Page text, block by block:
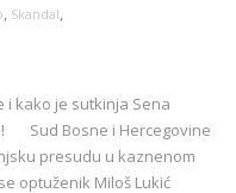
, Skandal,
i kako je sutkinja Sena
Sud Bosne i Hercegovine
presudu u kaznenom
optuženik Miloš Lukić